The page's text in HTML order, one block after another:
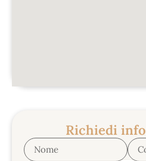
Richiedi